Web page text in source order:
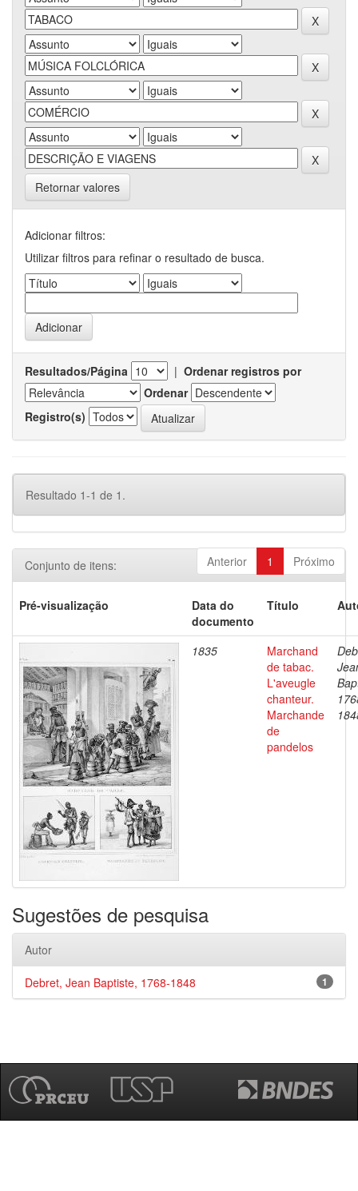
Retornar valores
Adicionar filtros:
Utilizar filtros para refinar o resultado de busca.
Resultados/Página | Ordenar registros por
Ordenar
Registro(s)
Resultado 1-1 de 1.
Anterior 1 Próximo
Conjunto de itens:
Pré-visualização
Data do
documento
Título
1835
Marchand
de tabac.
L'aveugle
chanteur.
Marchande
de
pandelos
Sugestões de pesquisa
Autor
1
Debret, Jean Baptiste, 1768-1848